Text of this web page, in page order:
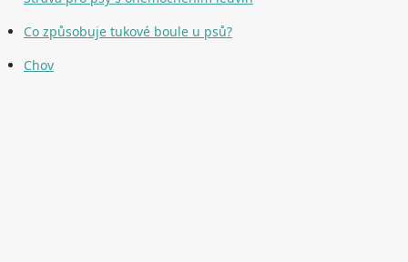
Co způsobuje tukové boule u psů?
Chov